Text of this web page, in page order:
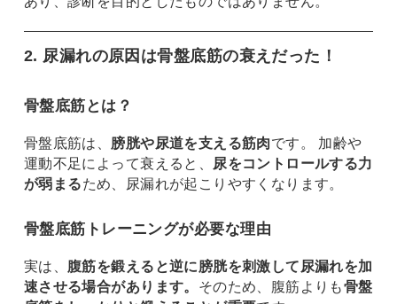
2. 尿漏れの原因は骨盤底筋の衰えだった！
骨盤底筋とは？
骨盤底筋は、 膀胱や尿道を支える筋肉です。 加齢や
運動不足によって衰えると、
尿をコントロールする力
が弱まるため、尿漏れが起こりやすくなります。
骨盤底筋トレーニングが必要な理由
実は、 腹筋を鍛えると逆に膀胱を刺激して尿漏れを加
速させる場合があります。 そのため、腹筋よりも骨盤